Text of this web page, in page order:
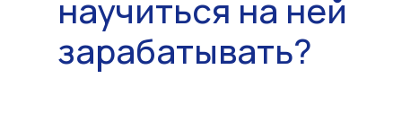
научиться на ней
зарабатывать?